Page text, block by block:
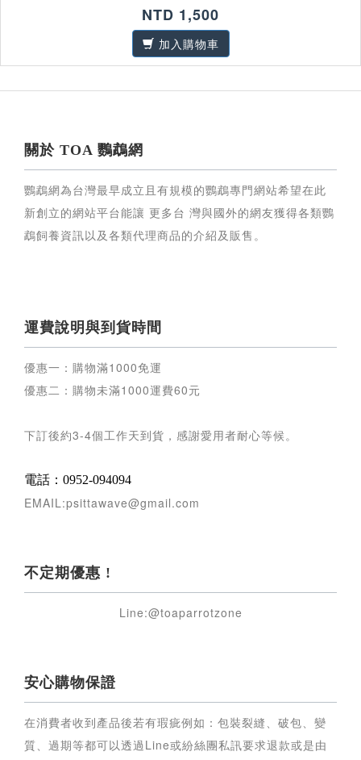
NTD 1,500
加入購物車
關於 TOA 鸚鵡網
鸚鵡網為台灣最早成立且有規模的鸚鵡專門網站希望在此
新創立的網站平台能讓 更多台 灣與國外的網友獲得各類鸚
鵡飼養資訊以及各類代理商品的介紹及販售。
運費說明與到貨時間
優惠一：購物滿1000免運
優惠二：購物未滿1000運費60元
下訂後約3-4個工作天到貨，感謝愛用者耐心等候。
電話：0952-094094
EMAIL:psittawave@gmail.com
不定期優惠 !
Line:@toaparrotzone
安心購物保證
在消費者收到產品後若有瑕疵例如：包裝裂縫、破包、變
質、過期等都可以透過Line或紛絲團私訊要求退款或是由